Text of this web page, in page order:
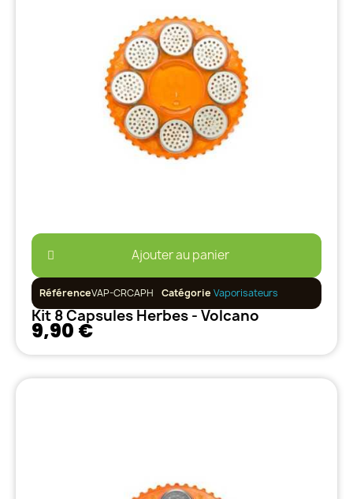
Ajouter au panier
RéférenceVAP-CRCAPH Catégorie Vaporisateurs
Kit 8 Capsules Herbes - Volcano
9,90 €